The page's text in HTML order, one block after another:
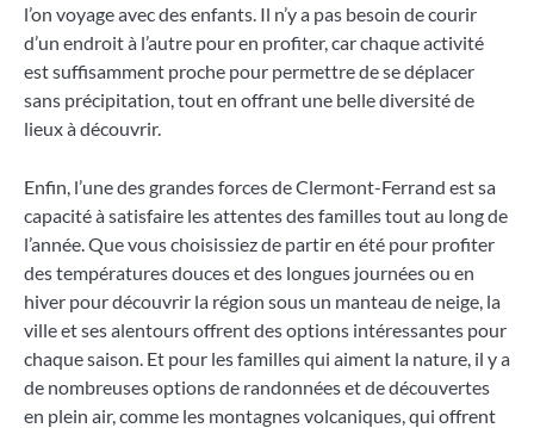
l’on voyage avec des enfants. Il n’y a pas besoin de courir
d’un endroit à l’autre pour en profiter, car chaque activité
est suffisamment proche pour permettre de se déplacer
sans précipitation, tout en offrant une belle diversité de
lieux à découvrir.
Enfin, l’une des grandes forces de Clermont-Ferrand est sa
capacité à satisfaire les attentes des familles tout au long de
l’année. Que vous choisissiez de partir en été pour profiter
des températures douces et des longues journées ou en
hiver pour découvrir la région sous un manteau de neige, la
ville et ses alentours offrent des options intéressantes pour
chaque saison. Et pour les familles qui aiment la nature, il y a
de nombreuses options de randonnées et de découvertes
en plein air, comme les montagnes volcaniques, qui offrent